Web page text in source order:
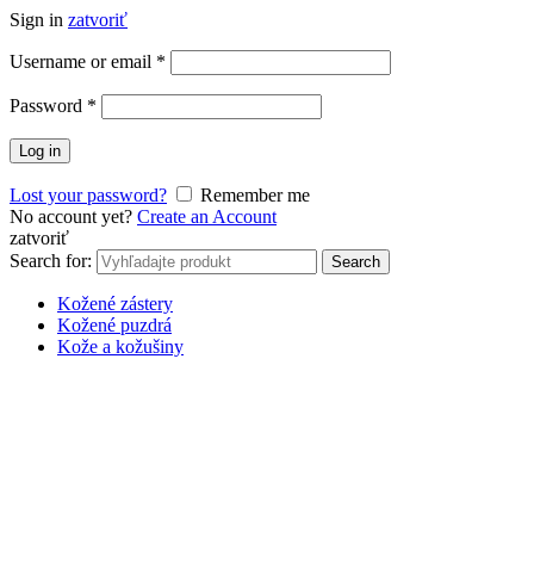
Sign in zatvoriť
Username or email *
Password *
Log in
Lost your password?
Remember me
No account yet? Create an Account
zatvoriť
Search for:
Search
Kožené zástery
Kožené puzdrá
Kože a kožušiny